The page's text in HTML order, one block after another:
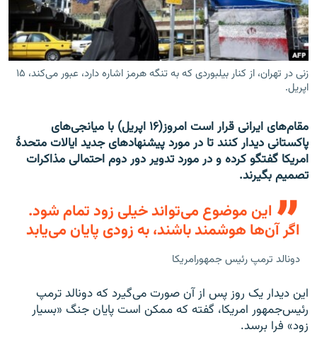
صفحه پشتو
Azadi English
به ما بپیوندید
همۀ سایت‌های رادیو آزادی/ رادیو اروپای آزاد
زنی در تهران، از کنار بیلبوردی که به تنگه هرمز اشاره دارد، عبور می‌کند، ۱۵
اپریل.
مقام‌های ایرانی قرار است امروز(۱۶ اپریل) با میانجی‌های
پاکستانی دیدار کنند تا در مورد پیشنهادهای جدید ایالات متحدۀ
امریکا گفتگو کرده و در مورد تدویر دور دوم احتمالی مذاکرات
تصمیم بگیرند.
این موضوع می‌تواند خیلی زود تمام شود.
اگر آن‌ها هوشمند باشند، به زودی پایان می‌یابد
دونالد ترمپ رئیس جمهورامریکا
این دیدار یک روز پس از آن صورت می‌گیرد که دونالد ترمپ
رئیس‌جمهور امریکا، گفته که ممکن است پایان جنگ «بسیار
زود» فرا برسد.